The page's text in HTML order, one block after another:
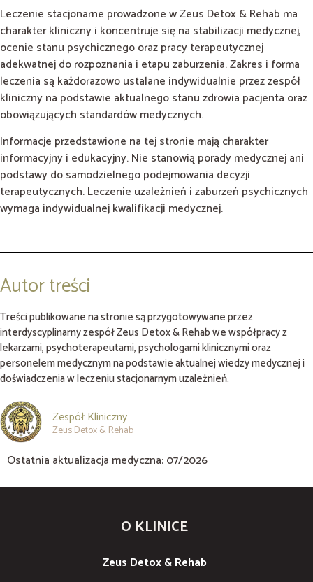
Leczenie stacjonarne prowadzone w Zeus Detox & Rehab ma
charakter kliniczny i koncentruje się na stabilizacji medycznej,
ocenie stanu psychicznego oraz pracy terapeutycznej
adekwatnej do rozpoznania i etapu zaburzenia. Zakres i forma
leczenia są każdorazowo ustalane indywidualnie przez zespół
kliniczny na podstawie aktualnego stanu zdrowia pacjenta oraz
obowiązujących standardów medycznych.
Informacje przedstawione na tej stronie mają charakter
informacyjny i edukacyjny. Nie stanowią porady medycznej ani
podstawy do samodzielnego podejmowania decyzji
terapeutycznych. Leczenie uzależnień i zaburzeń psychicznych
wymaga indywidualnej kwalifikacji medycznej.
Autor treści
Treści publikowane na stronie są przygotowywane przez
interdyscyplinarny zespół Zeus Detox & Rehab we współpracy z
lekarzami, psychoterapeutami, psychologami klinicznymi oraz
personelem medycznym na podstawie aktualnej wiedzy medycznej i
doświadczenia w leczeniu stacjonarnym uzależnień.
Zespół Kliniczny
Zeus Detox & Rehab
Ostatnia aktualizacja medyczna: 07/2026
O KLINICE
Zeus Detox & Rehab